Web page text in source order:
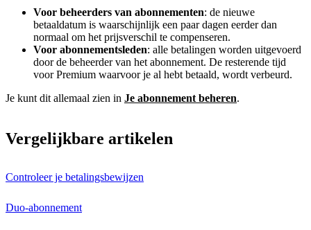
Voor beheerders van abonnementen: de nieuwe
betaaldatum is waarschijnlijk een paar dagen eerder dan
normaal om het prijsverschil te compenseren.
Voor abonnementsleden: alle betalingen worden uitgevoerd
door de beheerder van het abonnement. De resterende tijd
voor Premium waarvoor je al hebt betaald, wordt verbeurd.
Je kunt dit allemaal zien in Je abonnement beheren.
Vergelijkbare artikelen
Controleer je betalingsbewijzen
Duo-abonnement